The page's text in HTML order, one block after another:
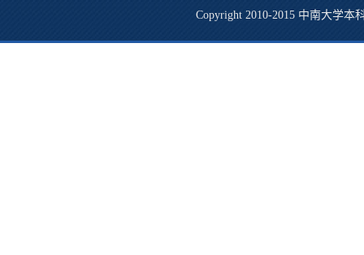
Copyright 2010-2015 中南大学